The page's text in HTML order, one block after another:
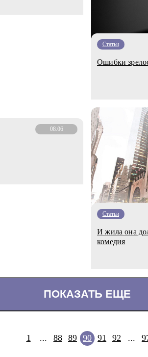
Статьи
Ошибки
08.06
Статьи
И жила она
комедия
ПОКАЗАТЬ ЕЩЕ
1 ... 88 89 90 91 92 ...